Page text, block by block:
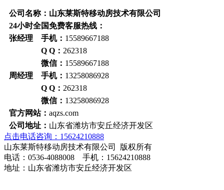
公司名称：山东莱斯特移动房技术有限公司
24小时全国免费客服热线：
张经理 手机： 15589667188
Q Q： 262318
微信： 15589667188
周经理 手机： 13258086928
Q Q： 262318
微信： 13258086928
官方网站： aqzs.com
公司地址： 山东省潍坊市安丘经济开发区
点击电话咨询：15624210888
山东莱斯特移动房技术有限公司 版权所有
电话：0536-4088008 手机：15624210888
地址：山东省潍坊市安丘经济开发区